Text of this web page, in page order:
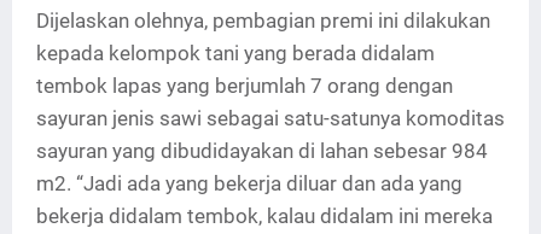
Dijelaskan olehnya, pembagian premi ini dilakukan
kepada kelompok tani yang berada didalam
tembok lapas yang berjumlah 7 orang dengan
sayuran jenis sawi sebagai satu-satunya komoditas
sayuran yang dibudidayakan di lahan sebesar 984
m2. “Jadi ada yang bekerja diluar dan ada yang
bekerja didalam tembok, kalau didalam ini mereka